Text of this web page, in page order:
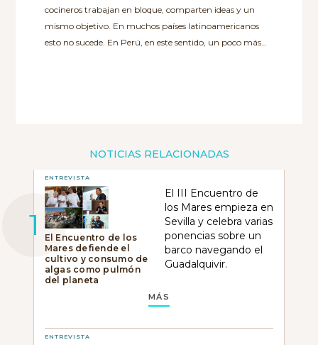
cocineros trabajan en bloque, comparten ideas y un
mismo objetivo. En muchos países latinoamericanos
esto no sucede. En Perú, en este sentido, un poco más…
NOTICIAS RELACIONADAS
ENTREVISTA
El Encuentro de los
Mares defiende el
cultivo y consumo de
algas como pulmón
del planeta
El III Encuentro de
los Mares empieza en
Sevilla y celebra varias
ponencias sobre un
barco navegando el
Guadalquivir.
MÁS
ENTREVISTA